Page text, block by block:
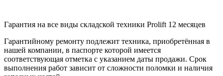
Гарантия на все виды складской техники Prolift 12 месяцев
Гарантийному ремонту подлежит техника, приобретённая в
нашей компании, в паспорте которой имеется
соответствующая отметка с указанием даты продажи. Срок
выполнения работ зависит от сложности поломки и наличия